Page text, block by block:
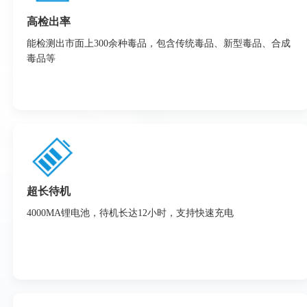
高检出率
能检测出市面上300余种毒品，包含传统毒品、新型毒品、合成
毒品等
超长待机
4000MA锂电池，待机长达12小时，支持快速充电